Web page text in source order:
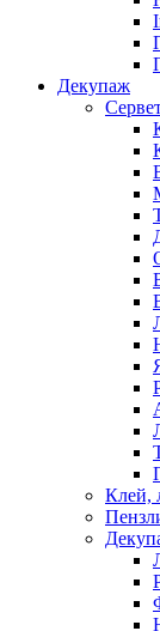
Декупаж
Клей,